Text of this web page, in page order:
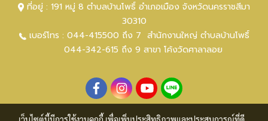
ที่อยู่ : 191 หมู่ 8 ตำบลบ้านโพธิ์ อำเภอเมือง จังหวัดนครราชสีมา
30310
เบอร์โทร : 044-415500 ถึง 7 สำนักงานใหญ่ ตำบลบ้านโพธิ์
044-342-615 ถึง 9 สาขา โค้งวัดศาลาลอย